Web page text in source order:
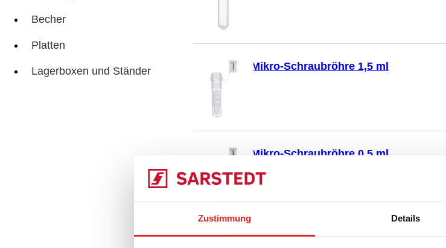
Zustimmung Details
Becher
Platten
Lagerboxen und Ständer Mikro-Schraubröhre 1,5 ml
Mikro-Schraubröhre 0,5 ml
Verschlüsse für Mikro-Schraubröhren